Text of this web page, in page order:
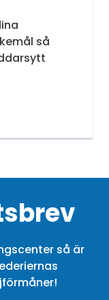
så
så är